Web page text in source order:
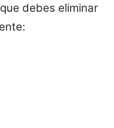
debes eliminar